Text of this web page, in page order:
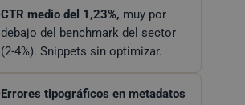
CTR medio del 1,23%, muy por
debajo del benchmark del sector
(2-4%). Snippets sin optimizar.
Errores tipográficos en metadatos